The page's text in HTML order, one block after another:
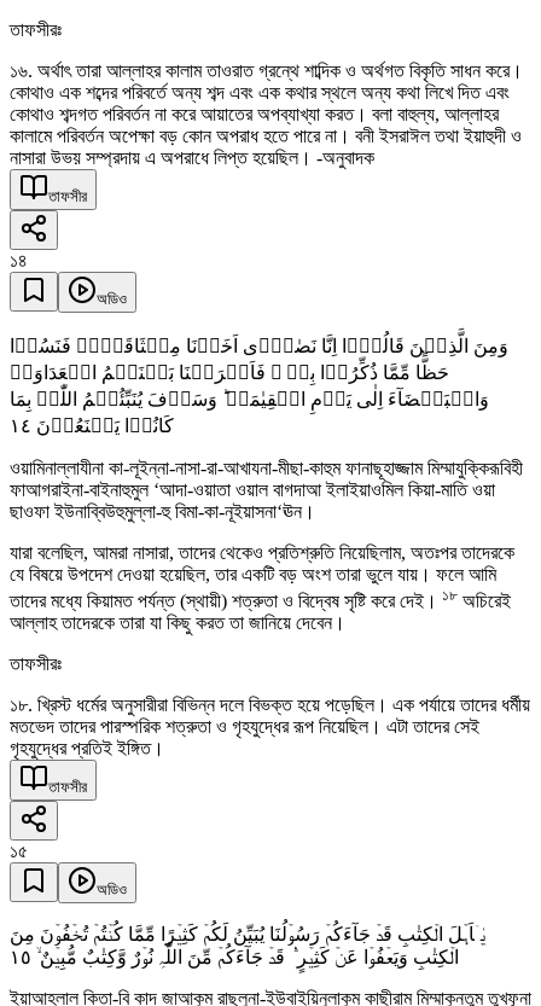
তাফসীরঃ
১৬. অর্থাৎ তারা আল্লাহর কালাম তাওরাত গ্রন্থে শাব্দিক ও অর্থগত বিকৃতি সাধন করে।
কোথাও এক শব্দের পরিবর্তে অন্য শব্দ এবং এক কথার স্থলে অন্য কথা লিখে দিত এবং
কোথাও শব্দগত পরিবর্তন না করে আয়াতের অপব্যাখ্যা করত। বলা বাহুল্য, আল্লাহর
কালামে পরিবর্তন অপেক্ষা বড় কোন অপরাধ হতে পারে না। বনী ইসরাঈল তথা ইয়াহুদী ও
নাসারা উভয় সম্প্রদায় এ অপরাধে লিপ্ত হয়েছিল। -অনুবাদক
তাফসীর
১৪
অডিও
وَمِنَ الَّذِیۡنَ قَالُوۡۤا اِنَّا نَصٰرٰۤی اَخَذۡنَا مِیۡثَاقَہُمۡ فَنَسُوۡا
حَظًّا مِّمَّا ذُکِّرُوۡا بِہٖ ۪ فَاَغۡرَیۡنَا بَیۡنَہُمُ الۡعَدَاوَۃَ
وَالۡبَغۡضَآءَ اِلٰی یَوۡمِ الۡقِیٰمَۃِ ؕ وَسَوۡفَ یُنَبِّئُہُمُ اللّٰہُ بِمَا
کَانُوۡا یَصۡنَعُوۡنَ ١٤
ওয়ামিনাল্লাযীনা কা-লূইন্না-নাসা-রা-আখাযনা-মীছা-কাহুম ফানাছূহাজ্জাম মিম্মাযুক্কিরূবিহী
ফাআগরাইনা-বাইনাহুমুল ‘আদা-ওয়াতা ওয়াল বাগদাআ ইলাইয়াওমিল কিয়া-মাতি ওয়া
ছাওফা ইউনাব্বিউহুমুল্লা-হু বিমা-কা-নূইয়াসনা‘ঊন।
যারা বলেছিল, আমরা নাসারা, তাদের থেকেও প্রতিশ্রুতি নিয়েছিলাম, অতঃপর তাদেরকে
যে বিষয়ে উপদেশ দেওয়া হয়েছিল, তার একটি বড় অংশ তারা ভুলে যায়। ফলে আমি
তাদের মধ্যে কিয়ামত পর্যন্ত (স্থায়ী) শত্রুতা ও বিদ্বেষ সৃষ্টি করে দেই। ১৮ অচিরেই
আল্লাহ তাদেরকে তারা যা কিছু করত তা জানিয়ে দেবেন।
তাফসীরঃ
১৮. খ্রিস্ট ধর্মের অনুসারীরা বিভিন্ন দলে বিভক্ত হয়ে পড়েছিল। এক পর্যায়ে তাদের ধর্মীয়
মতভেদ তাদের পারস্পরিক শত্রুতা ও গৃহযুদ্ধের রূপ নিয়েছিল। এটা তাদের সেই
গৃহযুদ্ধের প্রতিই ইঙ্গিত।
তাফসীর
১৫
অডিও
یٰۤاَہۡلَ الۡکِتٰبِ قَدۡ جَآءَکُمۡ رَسُوۡلُنَا یُبَیِّنُ لَکُمۡ کَثِیۡرًا مِّمَّا کُنۡتُمۡ تُخۡفُوۡنَ مِنَ
الۡکِتٰبِ وَیَعۡفُوۡا عَنۡ کَثِیۡرٍ ۬ؕ قَدۡ جَآءَکُمۡ مِّنَ اللّٰہِ نُوۡرٌ وَّکِتٰبٌ مُّبِیۡنٌ ۙ ١٥
ইয়াআহলাল কিতা-বি কাদ জাআকুম রাছূলুনা-ইউবাইয়িনুলাকুম কাছীরাম মিম্মাকুনতুম তুখফূনা